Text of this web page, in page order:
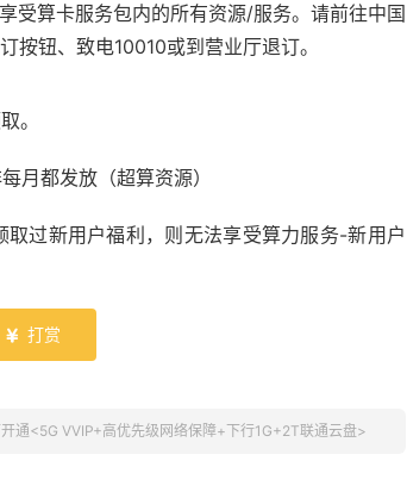
受算卡服务包内的所有资源/服务。请前往中国
钮、致电10010或到营业厅退订。
。
月都发放（超算资源）
过新用户福利，则无法享受算力服务-新用户
 打赏
通<5G VVIP+高优先级网络保障+下行1G+2T联通云盘>